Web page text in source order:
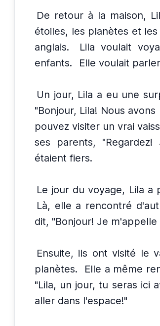
De retour à la maison,
étoiles, les planètes et
anglais.
Lila voulait
enfants.
Elle voulait
Un jour, Lila a eu une
"Bonjour, Lila! Nous
pouvez visiter un vrai
ses parents,
étaient fiers.
Le jour du voyage, Lila a
Là, elle a rencontré
dit, "Bonjour! Je
Ensuite, ils ont visité le
planètes.
Elle a même
"Lila, un jour, tu seras ici
aller dans l'espace!"